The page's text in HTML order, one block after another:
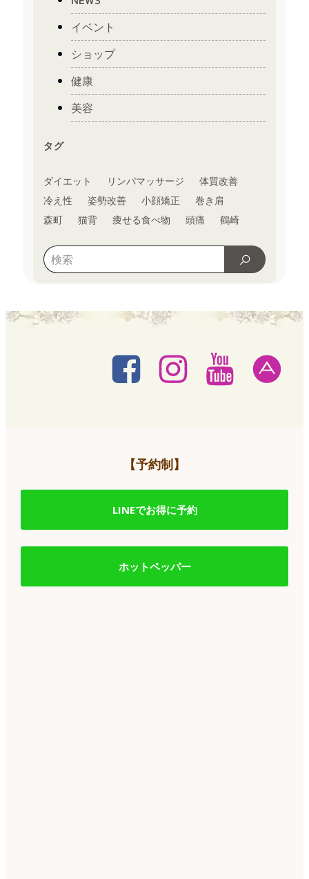
イベント
ショップ
健康
美容
タグ
ダイエット リンパマッサージ
体質改善
冷え性
姿勢改善 小顔矯正
巻き肩
森町
猫背 痩せる食べ物 頭痛 鶴崎
【予約制】
LINEでお得に予約
ホットペッパー